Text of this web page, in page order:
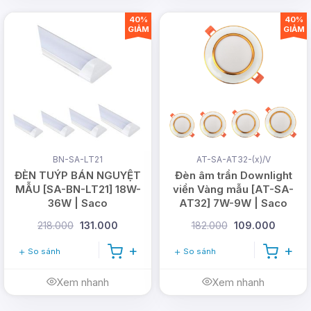
Sản phẩm cung cấp luôn đúng thông số,
đúng
chất lượng
đúng giá
Giảm ngay
khi mua hàng trực tiếp tại
DMT solar.
LIÊN HỆ NGAY HOTLINE
0978.126.123
ĐỂ NHẬN ƯU ĐÃI
DÀNH CHO
KHÁCH HÀNG ĐẦU
TIÊN TRONG THÁNG [thang]/[nam]
NHÉ!
Solar đạt tiêu chí về chất lượng, thương hiệu uy tín
BN-SA-LT21
ĐÈN TUÝP BÁN NGUYỆT
MẪU [SA-BN-LT21] 18W-
36W | Saco
218.000 131.000
So sánh
Xem nhanh
40%
GIẢM
AT-SA-AT32-(x)/V
Đèn âm trần Downlight
viền Vàng mẫu [AT-SA-
AT32] 7W-9W | Saco
182.000 109.000
So sánh
Xem nhanh
40%
GIẢM